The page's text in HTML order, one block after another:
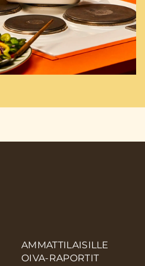
AMMATTILAISILLE
OIVA-RAPORTIT